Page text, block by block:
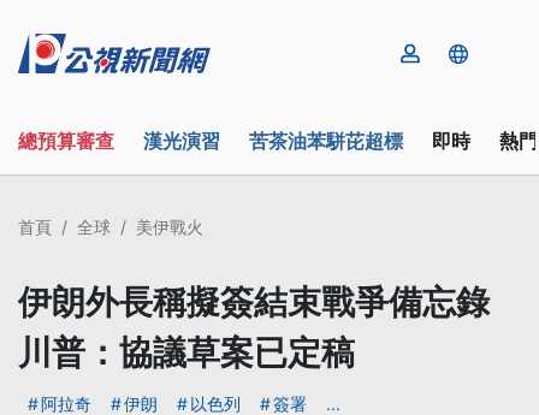
總預算審查 漢光演習 苦茶油苯駢芘超標 即時 熱
首頁 全球 美伊戰火
伊朗外長稱擬簽結束戰爭備忘錄
川普：協議草案已定稿
阿拉奇 伊朗 以色列 簽署 ...